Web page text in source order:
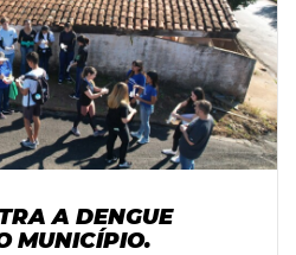
A DENGUE
MUNICÍPIO.